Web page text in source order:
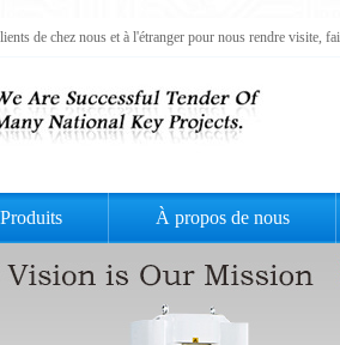
de chez nous et à l'étranger pour nous rendre visite,
Produits À propos de nous